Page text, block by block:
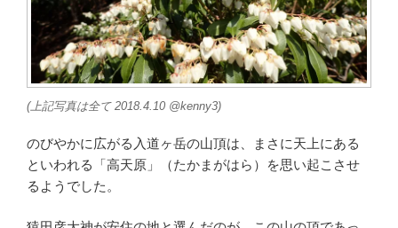
(上記写真は全て 2018.4.10 @kenny3)
のびやかに広がる入道ヶ岳の山頂は、まさに天上にある
といわれる「高天原」（たかまがはら）を思い起こさせ
るようでした。